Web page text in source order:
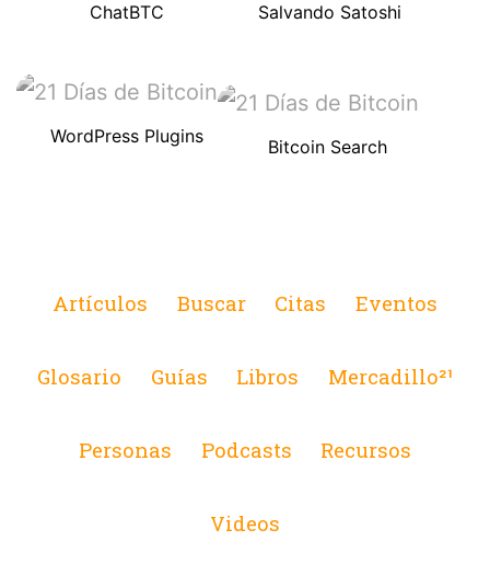
ChatBTC Salvando Satoshi
WordPress Plugins Bitcoin Search
Artículos Buscar Citas Eventos
Glosario Guías Libros Mercadillo²¹
Personas Podcasts Recursos
Videos